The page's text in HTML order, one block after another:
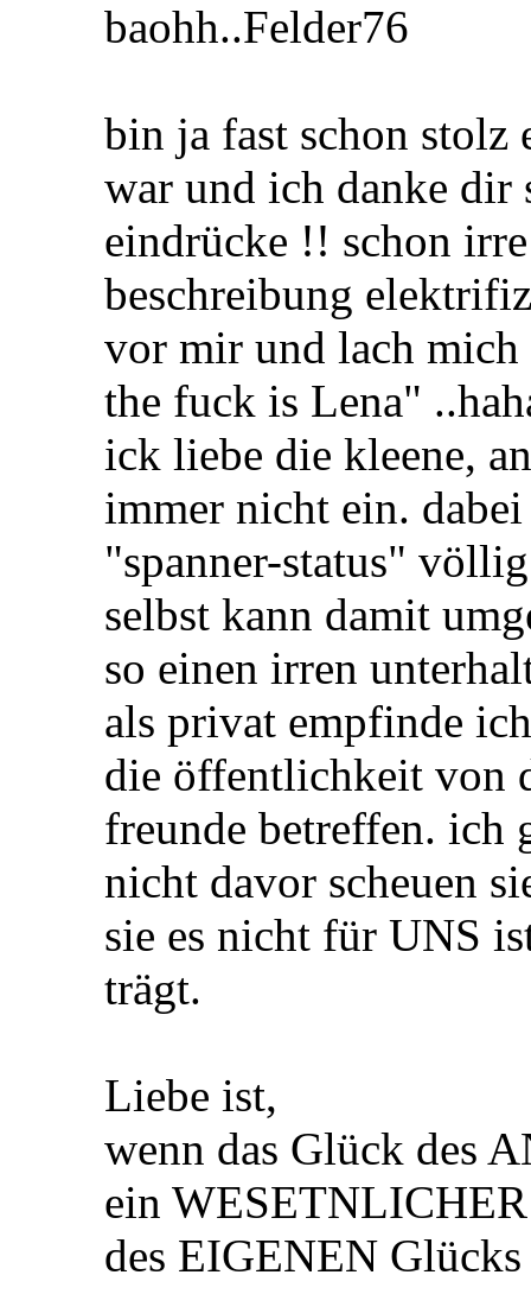
baohh..Felder76
bin ja fast schon stolz
war und ich danke dir
eindrücke !! schon
beschreibung
vor mir und lach mich
the fuck is Lena"
ick liebe die kleene,
immer nicht ein.
"spanner-status"
selbst kann damit
so einen irren
als privat empfinde
die öffentlichkeit von
freunde betreffen. ich
nicht davor scheuen
sie es nicht für UNS
trägt.
Liebe ist,
wenn das Glück des
ein
des EIGENEN